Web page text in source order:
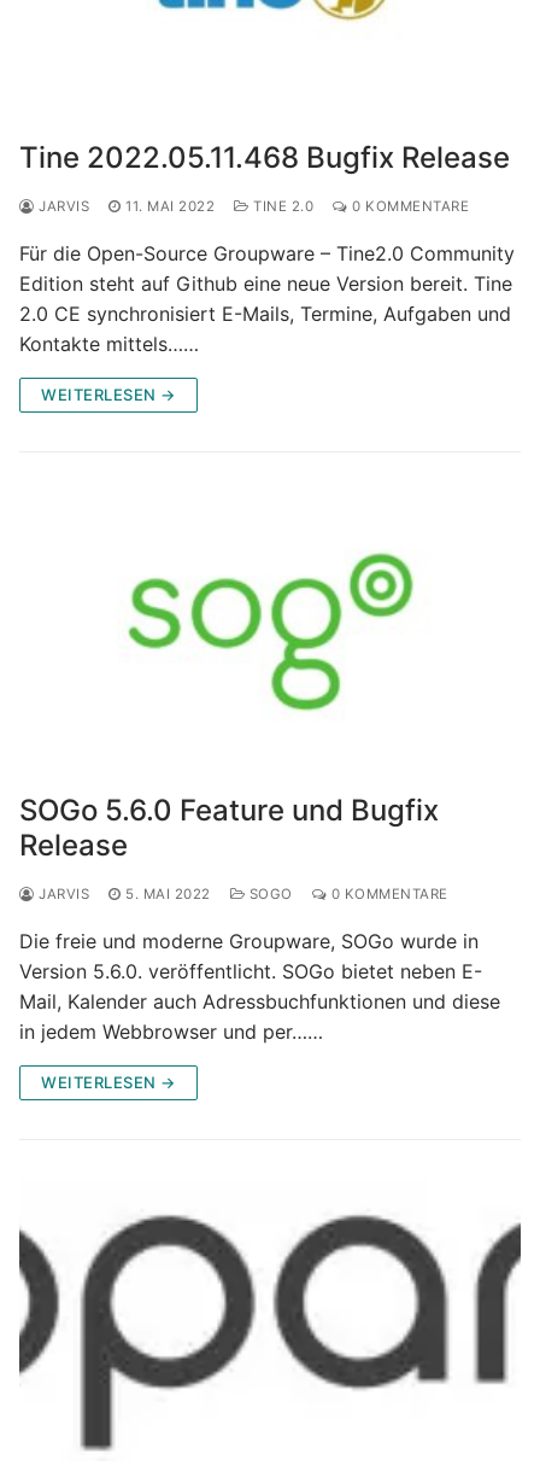
Tine 2022.05.11.468 Bugfix Release
JARVIS 11. MAI 2022 TINE 2.0 0 KOMMENTARE
Für die Open-Source Groupware – Tine2.0 Community
Edition steht auf Github eine neue Version bereit. Tine
2.0 CE synchronisiert E-Mails, Termine, Aufgaben und
Kontakte mittels……
WEITERLESEN →
SOGo 5.6.0 Feature und Bugfix
Release
JARVIS 5. MAI 2022 SOGO 0 KOMMENTARE
Die freie und moderne Groupware, SOGo wurde in
Version 5.6.0. veröffentlicht. SOGo bietet neben E-
Mail, Kalender auch Adressbuchfunktionen und diese
in jedem Webbrowser und per……
WEITERLESEN →